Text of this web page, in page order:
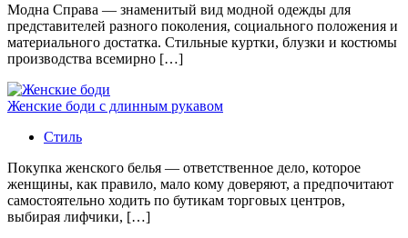
Модна Справа — знаменитый вид модной одежды для
представителей разного поколения, социального положения и
материального достатка. Стильные куртки, блузки и костюмы
производства всемирно […]
Женские боди с длинным рукавом
Стиль
Покупка женского белья — ответственное дело, которое
женщины, как правило, мало кому доверяют, а предпочитают
самостоятельно ходить по бутикам торговых центров,
выбирая лифчики, […]